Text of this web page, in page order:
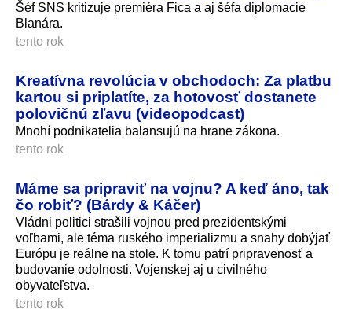
Šéf SNS kritizuje premiéra Fica a aj šéfa diplomacie
Blanára.
tento rok
Kreatívna revolúcia v obchodoch: Za platbu
kartou si priplatíte, za hotovosť dostanete
polovičnú zľavu (videopodcast)
Mnohí podnikatelia balansujú na hrane zákona.
tento rok
Máme sa pripraviť na vojnu? A keď áno, tak
čo robiť? (Bárdy & Káčer)
Vládni politici strašili vojnou pred prezidentskými
voľbami, ale téma ruského imperializmu a snahy dobýjať
Európu je reálne na stole. K tomu patrí pripravenosť a
budovanie odolnosti. Vojenskej aj u civilného
obyvateľstva.
tento rok